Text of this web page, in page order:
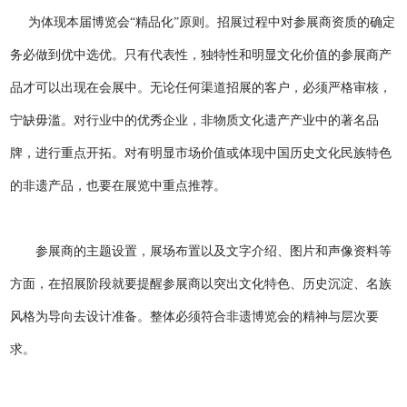
为体现本届博览会“精品化”原则。招展过程中对参展商资质的确定
务必做到优中选优。只有代表性，独特性和明显文化价值的参展商产
品才可以出现在会展中。无论任何渠道招展的客户，必须严格审核，
宁缺毋滥。对行业中的优秀企业，非物质文化遗产产业中的著名品
牌，进行重点开拓。对有明显市场价值或体现中国历史文化民族特色
的非遗产品，也要在展览中重点推荐。
参展商的主题设置，展场布置以及文字介绍、图片和声像资料等
方面，在招展阶段就要提醒参展商以突出文化特色、历史沉淀、名族
风格为导向去设计准备。整体必须符合非遗博览会的精神与层次要
求。